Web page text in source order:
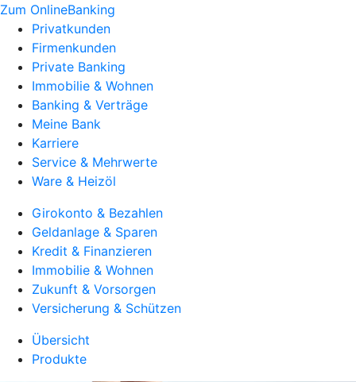
Zum OnlineBanking
Privatkunden
Firmenkunden
Private Banking
Immobilie & Wohnen
Banking & Verträge
Meine Bank
Karriere
Service & Mehrwerte
Ware & Heizöl
Girokonto & Bezahlen
Geldanlage & Sparen
Kredit & Finanzieren
Immobilie & Wohnen
Zukunft & Vorsorgen
Versicherung & Schützen
Übersicht
Produkte